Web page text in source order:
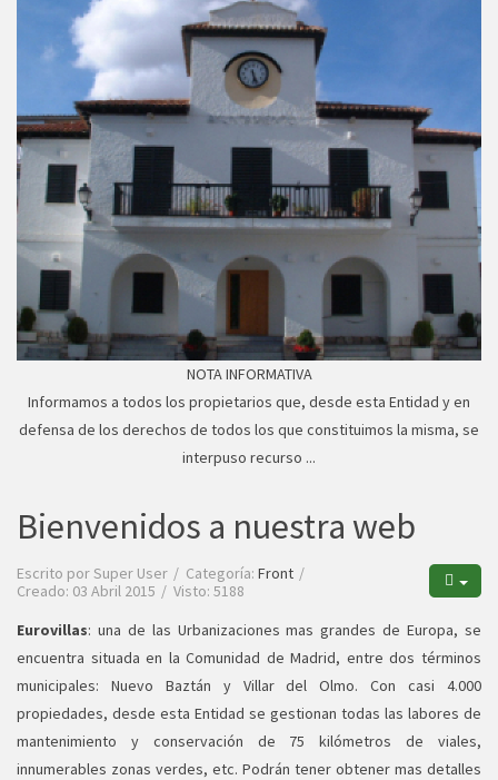
NOTA INFORMATIVA
Informamos a todos los propietarios que, desde esta Entidad y en
defensa de los derechos de todos los que constituimos la misma, se
interpuso recurso ...
Bienvenidos a nuestra web
Escrito porSuper User Categoría: Front
Creado: 03 Abril 2015
Visto: 5188
Eurovillas: una de las Urbanizaciones mas grandes de Europa, se
encuentra situada en la Comunidad de Madrid, entre dos términos
municipales: Nuevo Baztán y Villar del Olmo. Con casi 4.000
propiedades, desde esta Entidad se gestionan todas las labores de
mantenimiento y conservación de 75 kilómetros de viales,
innumerables zonas verdes, etc. Podrán tener obtener mas detalles